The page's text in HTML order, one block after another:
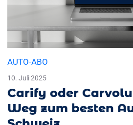
AUTO-ABO
10. Juli 2025
Carify oder
Weg zum besten